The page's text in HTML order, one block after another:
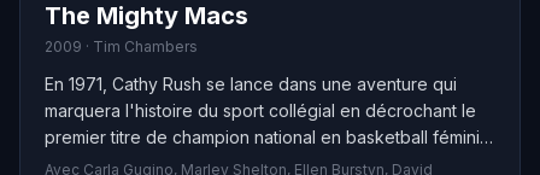
The Mighty Macs
2009 · Tim Chambers
En 1971, Cathy Rush se lance dans une aventure qui
marquera l'histoire du sport collégial en décrochant le
premier titre de champion national en basketball féminin.
Alors que les grandes universités préparent leurs
Avec Carla Gugino, Marley Shelton, Ellen Burstyn, David